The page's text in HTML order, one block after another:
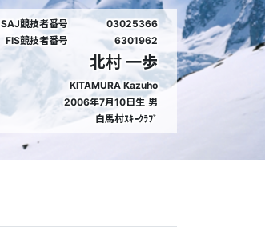
SAJ競技者番号
03025366
FIS競技者番号
6301962
北村 一歩
KITAMURA Kazuho
2006年7月10日生 男
白馬村ｽｷｰｸﾗﾌﾞ